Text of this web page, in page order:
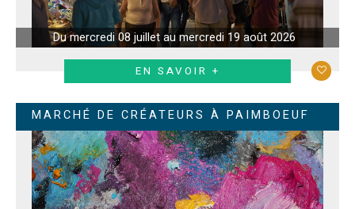
Du mercredi 08 juillet au mercredi 19 août 2026
EN SAVOIR +
MARCHÉ DE CRÉATEURS À PAIMBOEUF